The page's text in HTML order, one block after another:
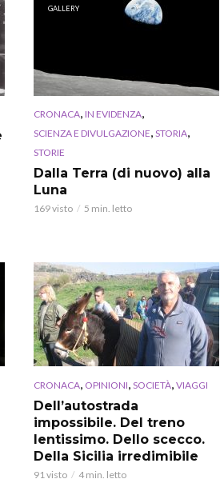
GALLERY
CRONACA, IN EVIDENZA,
SCIENZA E DIVULGAZIONE, STORIA,
STORIE
Dalla Terra (di nuovo) alla
Luna
169 visto 5 min. letto
CRONACA, OPINIONI, SOCIETÀ, VIAGGI
Dell’autostrada
impossibile. Del treno
lentissimo. Dello scecco.
Della Sicilia irredimibile
91 visto 4 min. letto